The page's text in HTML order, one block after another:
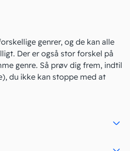
genrer, og de kan alle
Der er også stor forskel på
genre. Så prøv dig frem, indtil
du ikke kan stoppe med at